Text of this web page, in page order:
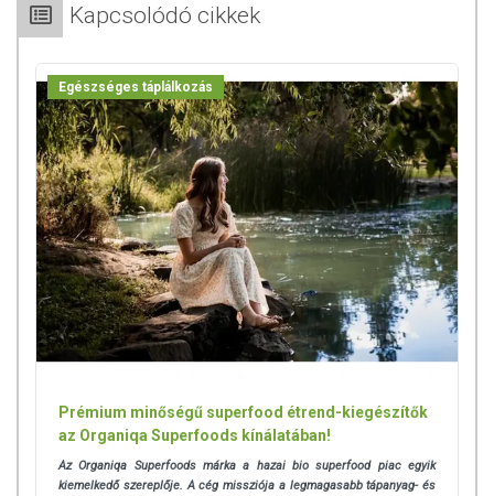
A termék nem helyettesíti a kiegyensúlyozott, vegyes étrendet és az
nem az orvosi kezelés helyettesítésére alkalmas! Betegség esetén
használatát beszélje meg kezelőorvosával. Az ajánlott napi
fogyasztási mennyiséget ne lépje túl! Ne szedje a készítményt, ha az
összetevők bármelyikére érzékeny vagy allergiás! Kisgyermektől
elzárva tartandó!
Kapcsolódó cikkek
Egészséges táplálkozás
Prémium minőségű superfood étrend-kiegészítők
az Organiqa Superfoods kínálatában!
Az Organiqa Superfoods márka a hazai bio superfood piac egyik
kiemelkedő szereplője. A cég missziója a legmagasabb tápanyag- és